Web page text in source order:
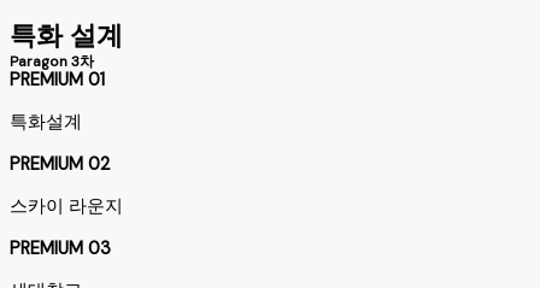
특화 설계
Paragon 3차
PREMIUM 01
특화설계
PREMIUM 02
스카이 라운지
PREMIUM 03